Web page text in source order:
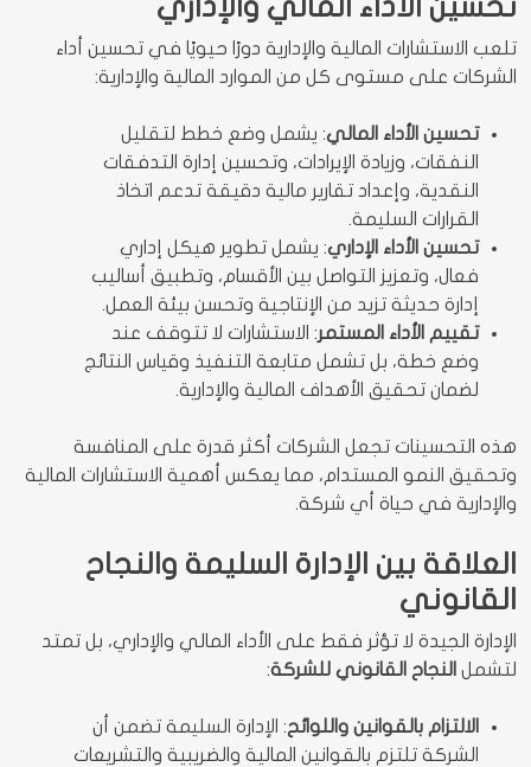
تحسين الأداء المالي والإداري
تلعب الاستشارات المالية والإدارية دورًا حيويًا في تحسين أداء
الشركات على مستوى كل من الموارد المالية والإدارية:
تحسين الأداء المالي: يشمل وضع خطط لتقليل
النفقات، وزيادة الإيرادات، وتحسين إدارة التدفقات
النقدية، وإعداد تقارير مالية دقيقة تدعم اتخاذ
القرارات السليمة.
تحسين الأداء الإداري: يشمل تطوير هيكل إداري
فعال، وتعزيز التواصل بين الأقسام، وتطبيق أساليب
إدارة حديثة تزيد من الإنتاجية وتحسن بيئة العمل.
تقييم الأداء المستمر: الاستشارات لا تتوقف عند
وضع خطة، بل تشمل متابعة التنفيذ وقياس النتائج
لضمان تحقيق الأهداف المالية والإدارية.
هذه التحسينات تجعل الشركات أكثر قدرة على المنافسة
وتحقيق النمو المستدام، مما يعكس أهمية الاستشارات المالية
والإدارية في حياة أي شركة.
العلاقة بين الإدارة السليمة والنجاح
القانوني
الإدارة الجيدة لا تؤثر فقط على الأداء المالي والإداري، بل تمتد
لتشمل النجاح القانوني للشركة:
الالتزام بالقوانين واللوائح: الإدارة السليمة تضمن أن
الشركة تلتزم بالقوانين المالية والضريبية والتشريعات